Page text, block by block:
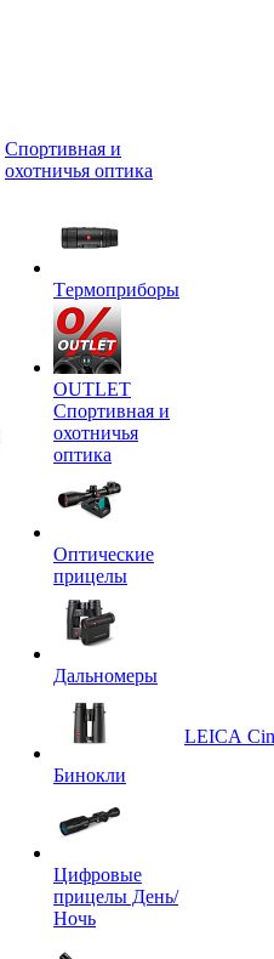
Спортивная и
охотничья оптика
Tермоприборы
OUTLET
Спортивная и
охотничья
оптика
Оптические
прицелы
Дальномеры
Бинокли
Цифровые
прицелы День/
Ночь
LEICA